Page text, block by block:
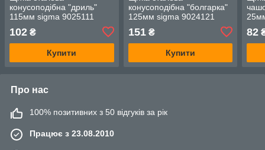
конусоподібна "дриль"
115мм sigma 9025111
102 ₴
Купити
конусоподібна "болгарка"
125мм sigma 9024121
151₴
Купити
82
Про нас
100% позитивних з 50 відгуків за рік
Працює з 23.08.2010